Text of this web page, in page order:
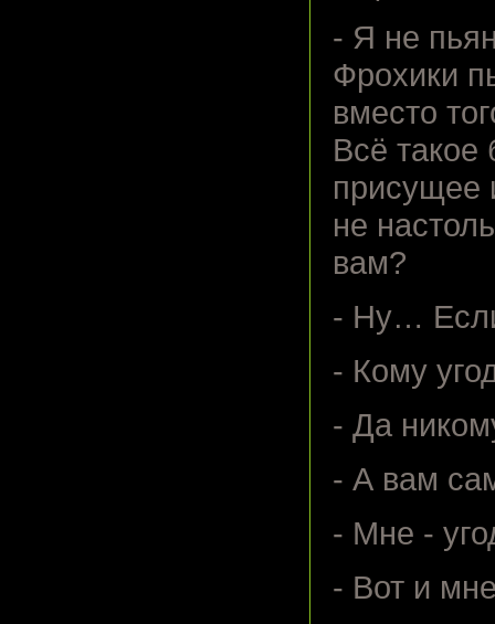
- Я не
Фрохики
вместо
Всё такое
не
вам?
- Ну…
- Кому
- Да
- А вам
- Мне -
- Вот и